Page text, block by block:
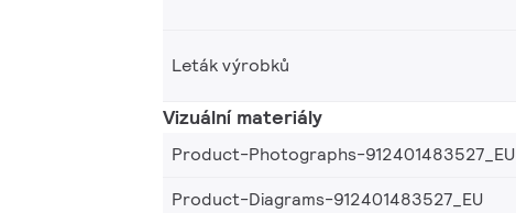
Leták výrobků
Vizuální materiály
Product-Photographs-912401483527_EU
Product-Diagrams-912401483527_EU